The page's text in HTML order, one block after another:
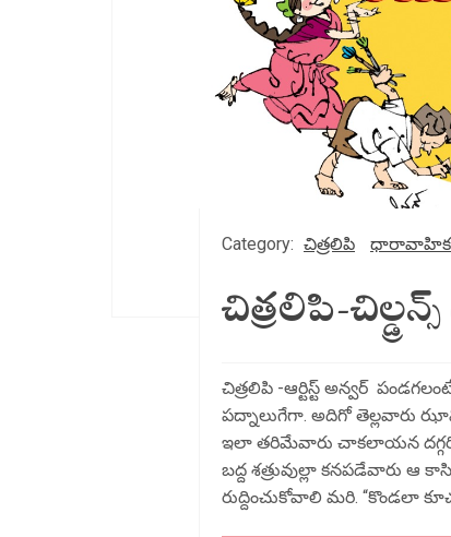
Category: చిత్రలిపి ధారావాహిక
చిత్రలిపి-
చిత్రలిపి -ఆర్టిస్ట్ అన్వర్
పద్నాలుగేగా. అదిగో తెల్లవారు
ఇలా తరిమేవారు చాకలాయన దగ్గరికి
బద్ద శత్రువుల్లా కనపడేవారు ఆ
రుద్దించుకోవాలి మరి. “కొండలా